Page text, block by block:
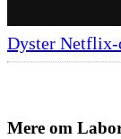
Dyster Netflix-
Mere om